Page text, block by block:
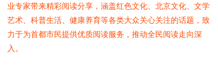
业专家带来精彩阅读分享，涵盖红色文化、北京文化、文学
艺术、科普生活、健康养育等各类大众关心关注的话题，致
力于为首都市民提供优质阅读服务，推动全民阅读走向深
入。